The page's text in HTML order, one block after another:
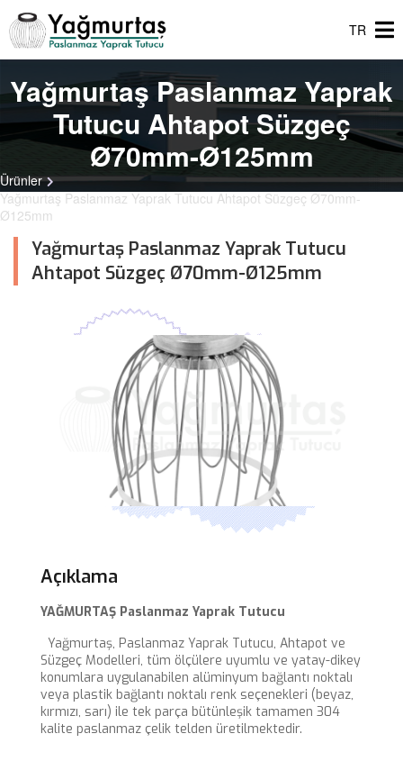
TR
Yağmurtaş Paslanmaz Yaprak
Tutucu Ahtapot Süzgeç
Ø70mm-Ø125mm
Ürünler
Yağmurtaş Paslanmaz Yaprak Tutucu Ahtapot Süzgeç Ø70mm-
Ø125mm
Yağmurtaş Paslanmaz Yaprak Tutucu
Ahtapot Süzgeç Ø70mm-Ø125mm
Açıklama
YAĞMURTAŞ Paslanmaz Yaprak Tutucu
Yağmurtaş, Paslanmaz Yaprak Tutucu, Ahtapot ve
Süzgeç Modelleri, tüm ölçülere uyumlu ve yatay-dikey
konumlara uygulanabilen alüminyum bağlantı noktalı
veya plastik bağlantı noktalı renk seçenekleri (beyaz,
kırmızı, sarı) ile tek parça bütünleşik tamamen 304
kalite paslanmaz çelik telden üretilmektedir.